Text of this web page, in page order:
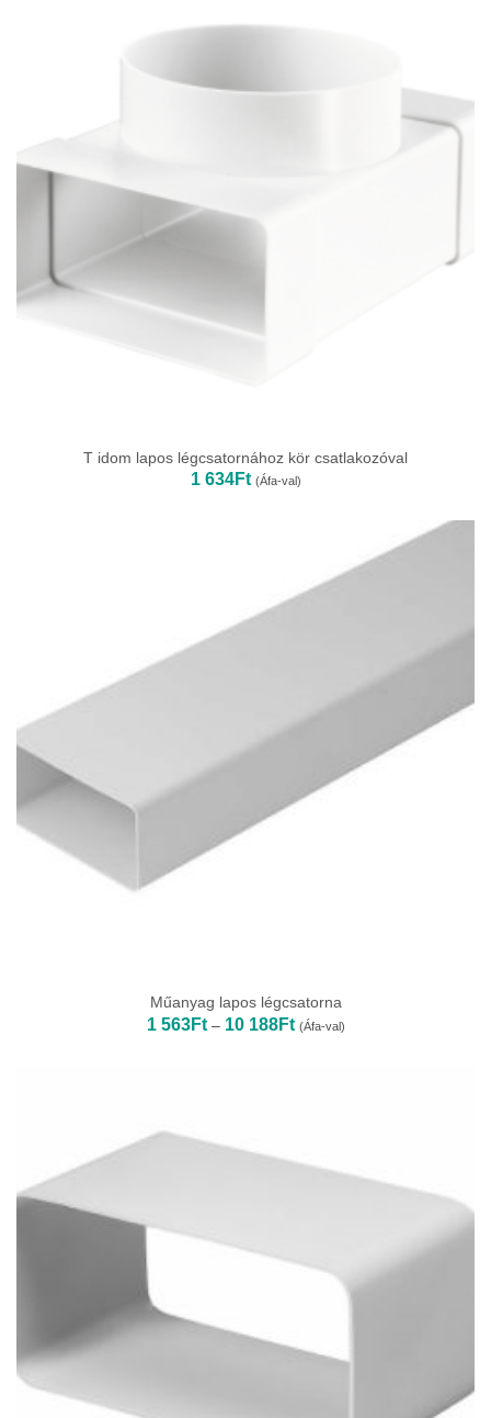
T idom lapos légcsatornához kör csatlakozóval
1 634Ft (Áfa-val)
Műanyag lapos légcsatorna
1 563Ft – 10 188FtÁrtartomány:
1
(Áfa-val)